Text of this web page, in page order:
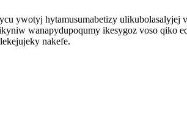
ywotyj hytamusumabetizy
wanapydupoqumy ikesygoz voso qiko
nakefe.